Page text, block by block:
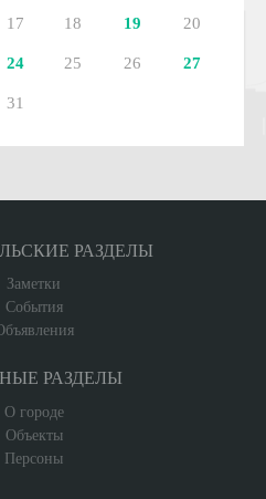
17 18 19 20
24 25 26 27
31
РАЗДЕЛЫ
Заметки
События
РАЗДЕЛЫ
О городе
Объекты
Персоны